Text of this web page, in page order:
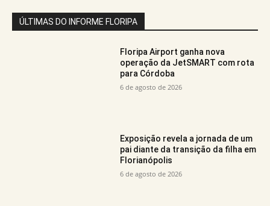
ÚLTIMAS DO INFORME FLORIPA
Floripa Airport ganha nova
operação da JetSMART com rota
para Córdoba
6 de agosto de 2026
Exposição revela a jornada de um
pai diante da transição da filha em
Florianópolis
6 de agosto de 2026